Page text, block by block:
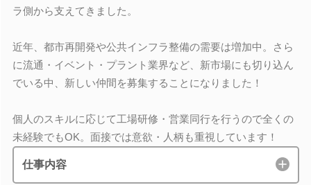
ラ側から支えてきました。
近年、都市再開発や公共インフラ整備の需要は増加中。さら
に流通・イベント・プラント業界など、新市場にも切り込ん
でいる中、新しい仲間を募集することになりました！
個人のスキルに応じて工場研修・営業同行を行うので全くの
未経験でもOK。面接では意欲・人柄も重視しています！
仕事内容